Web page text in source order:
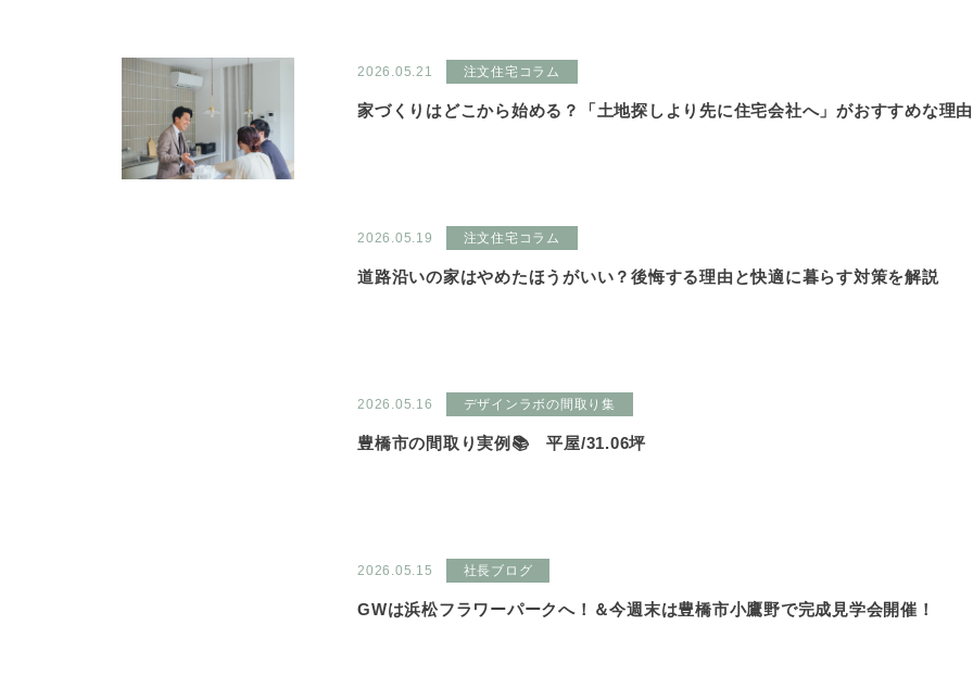
2026.05.21 注文住宅コラム
家づくりはどこから始める？「土地探しより先に住宅会社へ」がおすすめな理
2026.05.19 注文住宅コラム
道路沿いの家はやめたほうがいい？後悔する理由と快適に暮らす対策を解説
2026.05.16 デザインラボの間取り集
豊橋市の間取り実例📚 平屋/31.06坪
2026.05.15 社長ブログ
GWは浜松フラワーパークへ！＆今週末は豊橋市小鷹野で完成見学会開催！